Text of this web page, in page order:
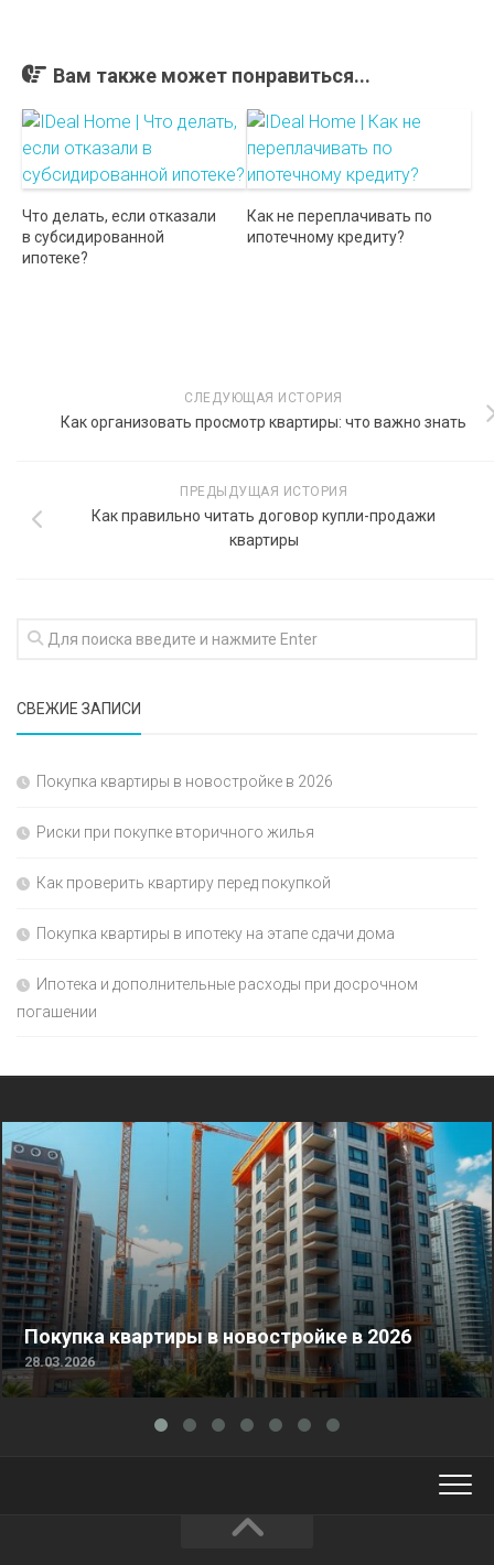
Вам также может понравиться...
Что делать, если отказали
в субсидированной
ипотеке?
Как не переплачивать по
ипотечному кредиту?
СЛЕДУЮЩАЯ ИСТОРИЯ
Как организовать просмотр квартиры: что важно знать
ПРЕДЫДУЩАЯ ИСТОРИЯ
Как правильно читать договор купли-продажи
квартиры
СВЕЖИЕ ЗАПИСИ
Покупка квартиры в новостройке в 2026
Риски при покупке вторичного жилья
Как проверить квартиру перед покупкой
Покупка квартиры в ипотеку на этапе сдачи дома
Ипотека и дополнительные расходы при досрочном
погашении
Покупка квартиры в новостройке в 2026
28.03.2026